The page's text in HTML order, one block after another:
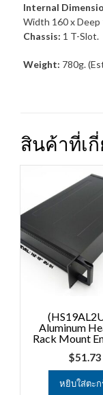
Internal
Width 160 x Deep
Chassis: 1 T-Slot.
Weight: 780g.
สินค้าที่เ
Aluminum
Rack Mount
$51.73
หยิบใส่ตะก